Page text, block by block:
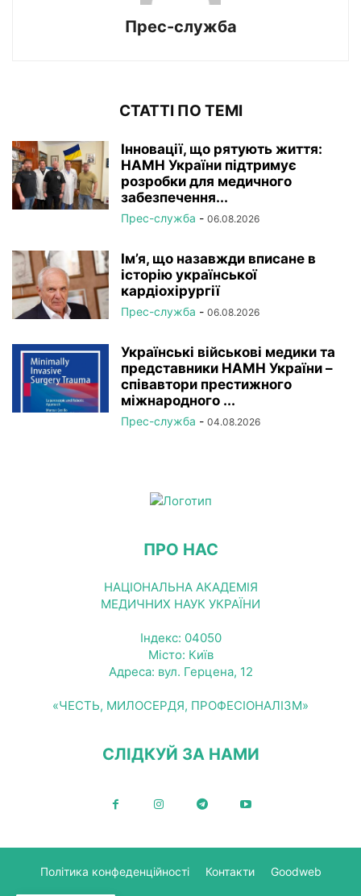
Прес-служба
СТАТТІ ПО ТЕМІ
Інновації, що рятують життя:
НАМН України підтримує
розробки для медичного
забезпечення...
Прес-служба - 06.08.2026
Ім’я, що назавжди вписане в
історію української
кардіохірургії
Прес-служба - 06.08.2026
Українські військові медики та
представники НАМН України –
співавтори престижного
міжнародного ...
Прес-служба - 04.08.2026
ПРО НАС
НАЦІОНАЛЬНА АКАДЕМІЯ
МЕДИЧНИХ НАУК УКРАЇНИ
Індекс: 04050
Місто: Київ
Адреса: вул. Герцена, 12
«ЧЕСТЬ, МИЛОСЕРДЯ, ПРОФЕСІОНАЛІЗМ»
СЛІДКУЙ ЗА НАМИ
Політика конфеденційності Контакти Goodweb